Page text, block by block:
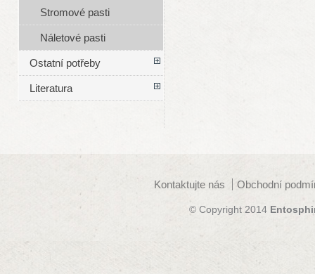
Stromové pasti
Náletové pasti
Ostatní potřeby
Literatura
Kontaktujte nás Obchodní
© Copyright 2014